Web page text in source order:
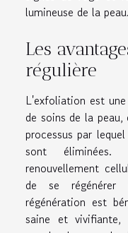
lumineuse de la peau.
Les
régulière
L'exfoliation est
de soins de la
processus par
sont
renouvellement
de se régénérer
régénération est
saine et